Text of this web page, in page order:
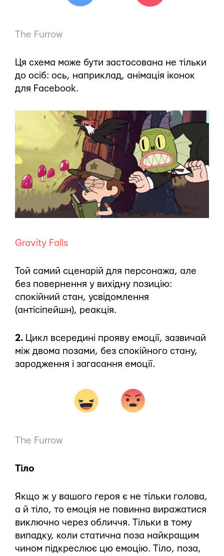
The Furrow
Ця схема може бути застосована не тільки
до осіб: ось, наприклад, анімація іконок
для Facebook.
Gravity Falls
Той самий сценарій для персонажа, але
без повернення у вихідну позицію:
спокійний стан, усвідомлення
(антісіпейшн), реакція.
2. Цикл всередині прояву емоції, зазвичай
між двома позами, без спокійного стану,
зародження і загасання емоції.
The Furrow
Тіло
Якщо ж у вашого героя є не тільки голова,
а й тіло, то емоція не повинна виражатися
виключно через обличчя. Тільки в тому
випадку, коли статична поза найкращим
чином підкреслює цю емоцію. Тіло, поза,